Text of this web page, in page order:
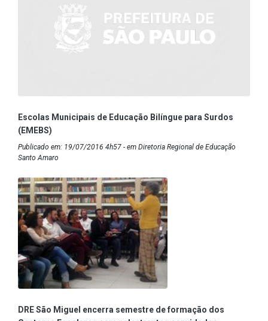
Escolas Municipais de Educação Bilíngue para Surdos
(EMEBS)
Publicado em: 19/07/2016 4h57 - em Diretoria Regional de Educação
Santo Amaro
DRE São Miguel encerra semestre de formação dos